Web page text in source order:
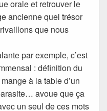
orale et retrouver le
ancienne quel trésor
que nous
par exemple, c’est
: définition du
à la table d’un
avoue que ça
un seul de ces mots